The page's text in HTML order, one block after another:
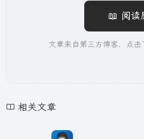
📖 阅读
文章来自第三方博客，点
相关文章